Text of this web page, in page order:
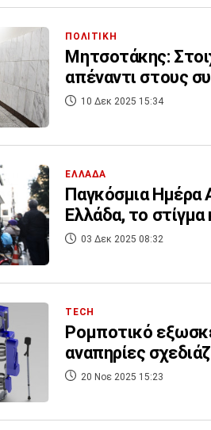
ΠΟΛΙΤΙΚΗ
Μητσοτάκης:
απέναντι στους
10 Δεκ 2025 15:34
ΕΛΛΑΔΑ
Παγκόσμια Ημέρα
Ελλάδα, το στίγμα
03 Δεκ 2025 08:32
TECH
Ρομποτικό
αναπηρίες
20 Νοε 2025 15:23